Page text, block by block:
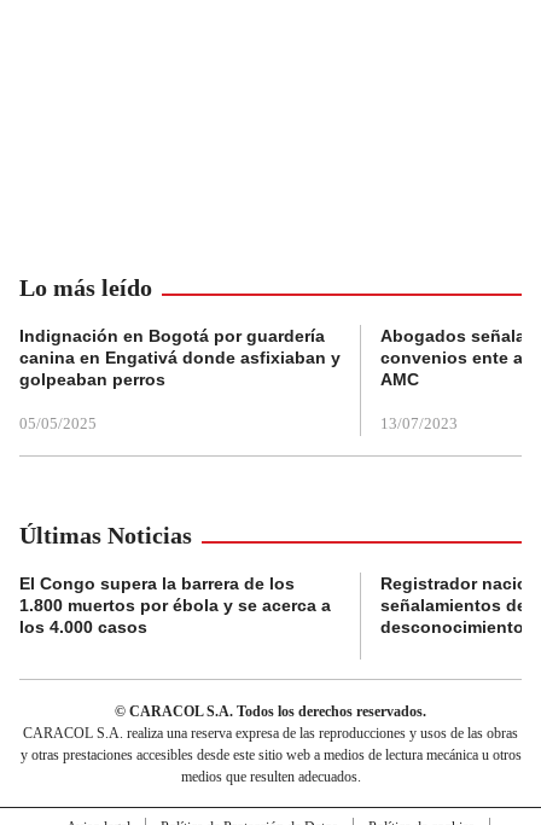
Lo más leído
Indignación en Bogotá por guardería
canina en Engativá donde asfixiaban y
golpeaban perros
05/05/2025
Abogados
convenios ente
AMC
13/07/2023
Últimas Noticias
El Congo supera la barrera de los
1.800 muertos por ébola y se acerca a
los 4.000 casos
Registrador
señalamientos de
desconocimiento
© CARACOL S.A. Todos los derechos reservados.
CARACOL S.A. realiza una reserva expresa de las reproducciones y usos de las obras
y otras prestaciones accesibles desde este sitio web a medios de lectura mecánica u otros
medios que resulten adecuados.